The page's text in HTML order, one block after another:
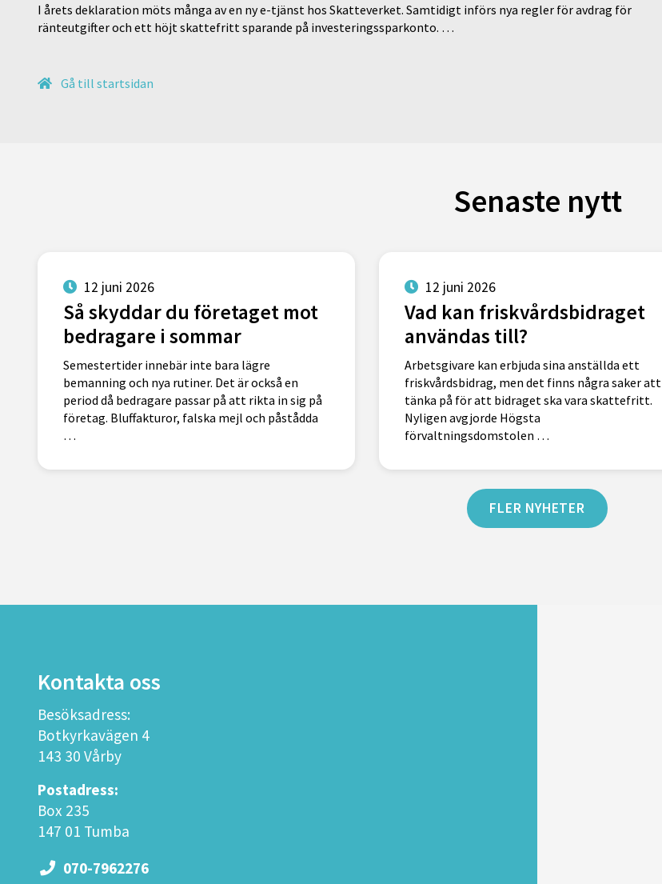
I årets deklaration möts många av en ny e-tjänst hos Skatteverket. Samtidigt införs nya regler för avdrag för
ränteutgifter och ett höjt skattefritt sparande på investeringssparkonto. …
Gå till startsidan
Senaste nytt
12 juni 2026
Så skyddar du företaget mot
bedragare i sommar
Semestertider innebär inte bara lägre
bemanning och nya rutiner. Det är också en
period då bedragare passar på att rikta in sig på
företag. Bluffakturor, falska mejl och påstådda
…
12 juni 2026
Vad kan friskvårdsbidraget
användas till?
Arbetsgivare kan erbjuda sina anställda ett
friskvårdsbidrag, men det finns några saker att
tänka på för att bidraget ska vara skattefritt.
Nyligen avgjorde Högsta
förvaltningsdomstolen …
FLER NYHETER
Kontakta oss
Besöksadress:
Botkyrkavägen 4
143 30 Vårby
Postadress:
Box 235
147 01 Tumba
070-7962276